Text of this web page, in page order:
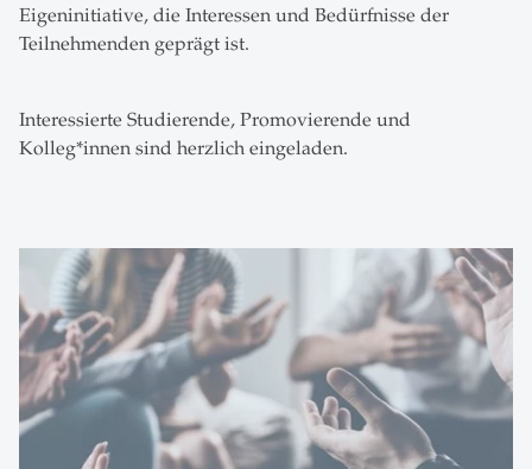
Eigeninitiative, die Interessen und Bedürfnisse der
Teilnehmenden geprägt ist.
Interessierte Studierende, Promovierende und
Kolleg*innen sind herzlich eingeladen.